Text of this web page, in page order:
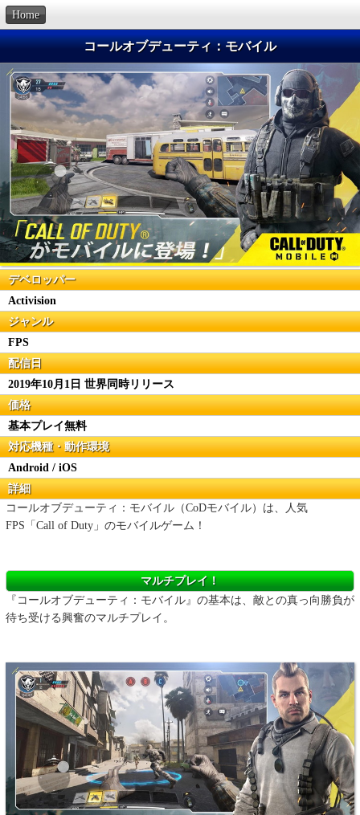
Home
コールオブデューティ：モバイル
デベロッパー
Activision
ジャンル
FPS
配信日
2019年10月1日 世界同時リリース
価格
基本プレイ無料
対応機種・動作環境
Android / iOS
詳細
コールオブデューティ：モバイル（CoDモバイル）は、人気
FPS「Call of Duty」のモバイルゲーム！
マルチプレイ！
『コールオブデューティ：モバイル』の基本は、敵との真っ向勝負が
待ち受ける興奮のマルチプレイ。